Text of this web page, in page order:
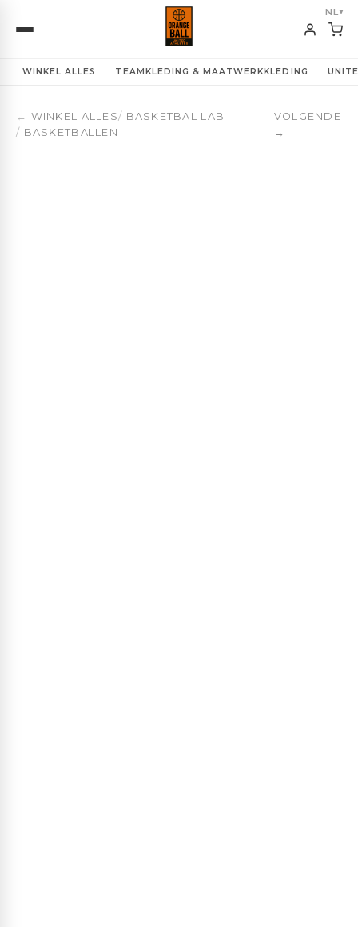
NL ▼
WINKEL ALLES TEAMKLEDING & MAATWERKKLEDING
← WINKEL ALLES/ BASKETBAL LAB
/ BASKETBALLEN
VOLGENDE
→
Spalding TF-250 React Basketbal | OBUA